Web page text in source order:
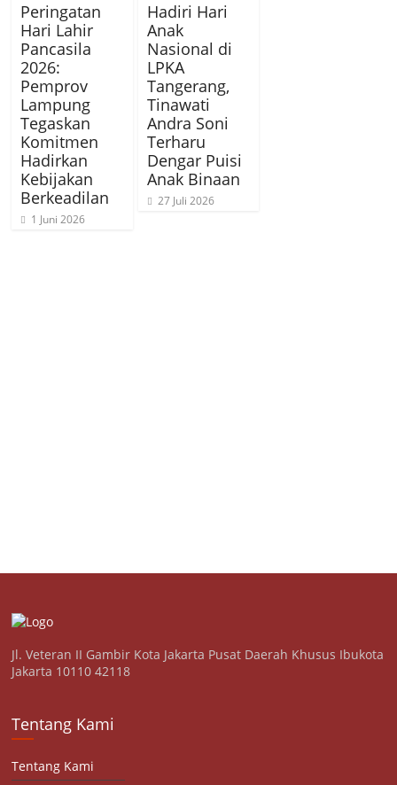
Peringatan
Hari Lahir
Pancasila
2026:
Pemprov
Lampung
Tegaskan
Komitmen
Hadirkan
Kebijakan
Berkeadilan
1 Juni 2026
Hadiri Hari
Anak
Nasional di
LPKA
Tangerang,
Tinawati
Andra Soni
Terharu
Dengar Puisi
Anak Binaan
27 Juli 2026
Jl. Veteran II Gambir Kota Jakarta Pusat Daerah Khusus Ibukota
Jakarta 10110 42118
Tentang Kami
Tentang Kami